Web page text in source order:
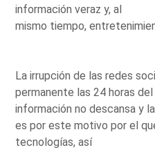
información veraz y, al
mismo tiempo,
La irrupción de las redes
permanente las 24 horas
información no descansa y
es por este motivo por el
tecnologías, así